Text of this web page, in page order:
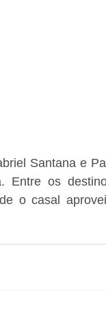
Santana e
Entre os
o casal